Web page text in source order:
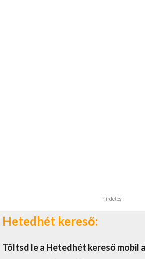
hirdetés
Hetedhét kereső:
Töltsd le a Hetedhét kereső mobil